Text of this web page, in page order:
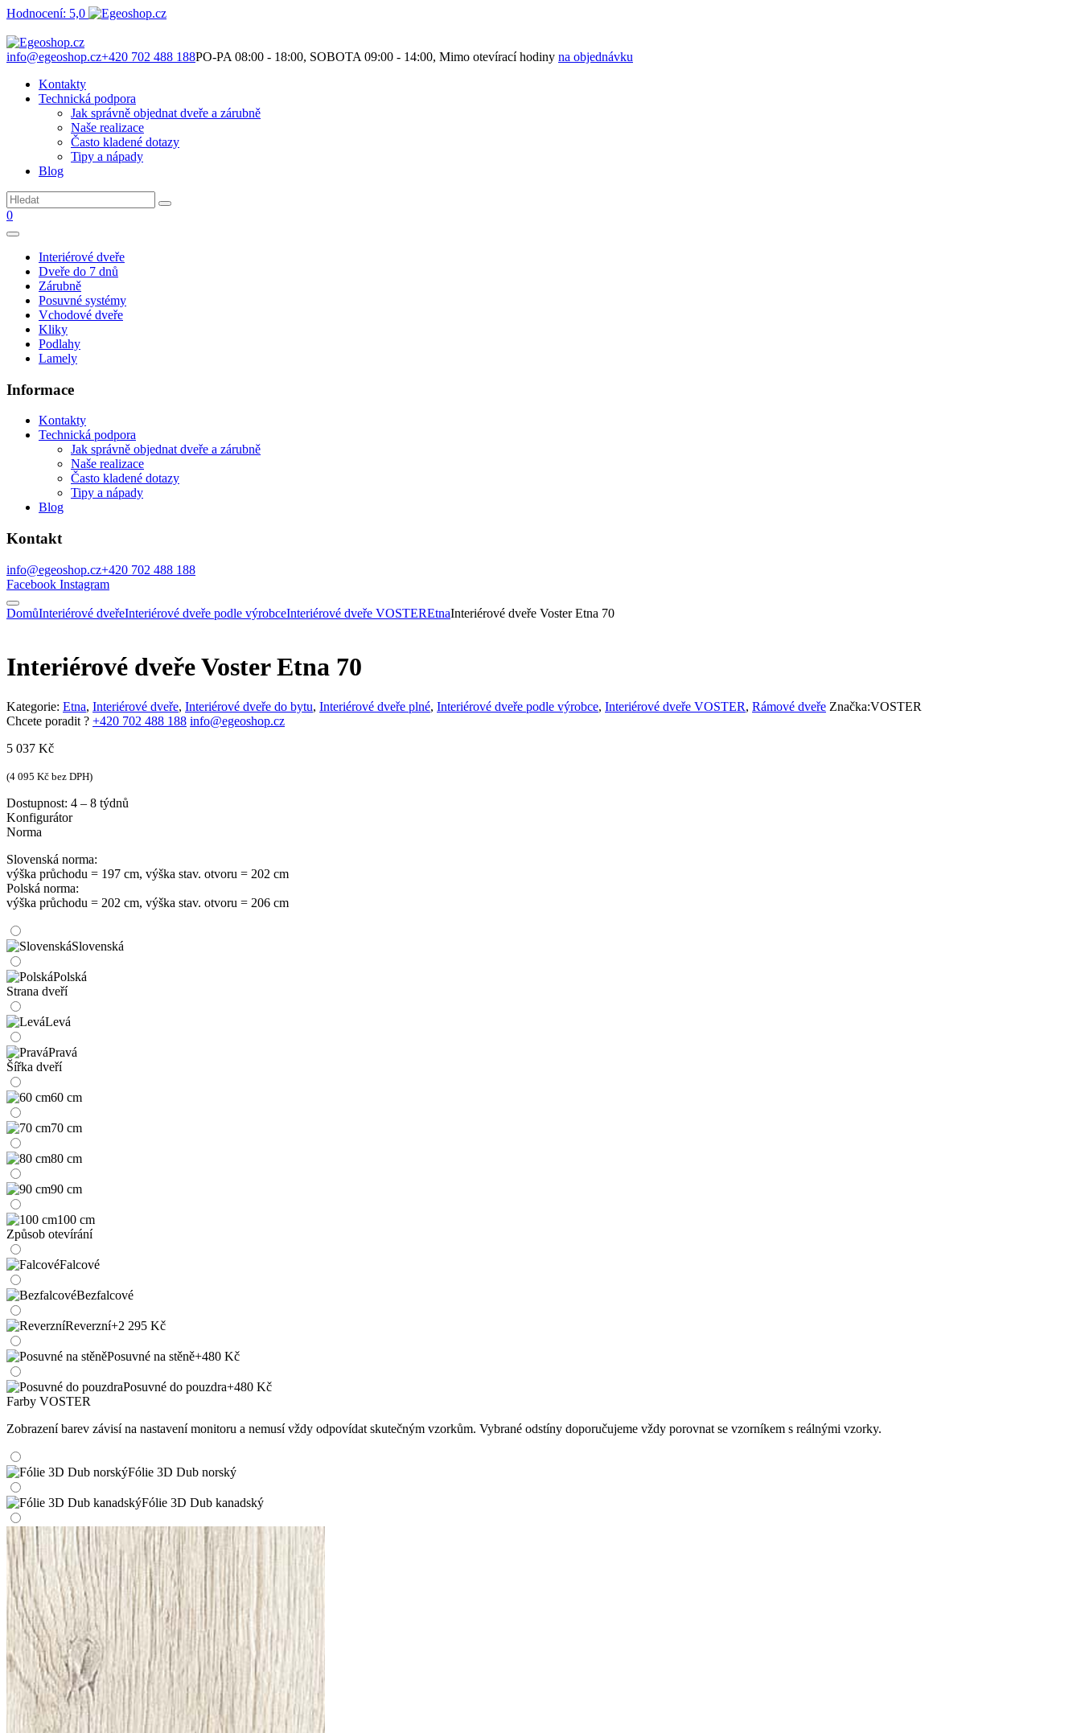
Hodnocení: 5,0
info@egeoshop.cz+420 702 488 188PO-PA 08:00 - 18:00, SOBOTA 09:00 - 14:00, Mimo otevírací hodiny na objednávku
Kontakty
Technická podpora
Jak správně objednat dveře a zárubně
Naše realizace
Často kladené dotazy
Tipy a nápady
Blog
0
Interiérové dveře
Dveře do 7 dnů
Zárubně
Posuvné systémy
Vchodové dveře
Kliky
Podlahy
Lamely
Informace
Kontakty
Technická podpora
Jak správně objednat dveře a zárubně
Naše realizace
Často kladené dotazy
Tipy a nápady
Blog
Kontakt
info@egeoshop.cz+420 702 488 188
Facebook Instagram
DomůInteriérové dveřeInteriérové dveře podle výrobceInteriérové dveře VOSTEREtnaInteriérové dveře Voster Etna 70
Interiérové dveře Voster Etna 70
Kategorie: Etna, Interiérové dveře, Interiérové dveře do bytu, Interiérové dveře plné, Interiérové dveře podle výrobce, Interiérové dveře VOSTER, Rámové dveře Značka:VOSTER
Chcete poradit ? +420 702 488 188 info@egeoshop.cz
5 037 Kč
(4 095 Kč bez DPH)
Dostupnost: 4 – 8 týdnů
Konfigurátor
Norma
Slovenská norma:
výška průchodu = 197 cm, výška stav. otvoru = 202 cm
Polská norma:
výška průchodu = 202 cm, výška stav. otvoru = 206 cm
Slovenská
Polská
Strana dveří
Levá
Pravá
Šířka dveří
60 cm
70 cm
80 cm
90 cm
100 cm
Způsob otevírání
Falcové
Bezfalcové
Reverzní+2 295 Kč
Posuvné na stěně+480 Kč
Posuvné do pouzdra+480 Kč
Farby VOSTER
Zobrazení barev závisí na nastavení monitoru a nemusí vždy odpovídat skutečným vzorkům. Vybrané odstíny doporučujeme vždy porovnat se vzorníkem s reálnými vzorky.
Fólie 3D Dub norský
Fólie 3D Dub kanadský